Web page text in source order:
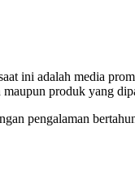
ini adalah media
produk yang
pengalaman